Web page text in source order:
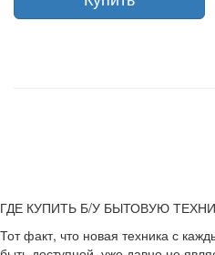
ГДЕ КУПИТЬ Б/У БЫТОВУЮ
Тот факт, что новая техника с